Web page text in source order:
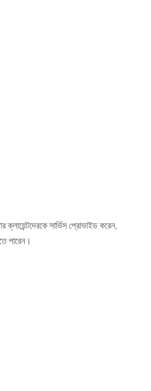
ক্লায়েন্টদেরকে সার্ভিস প্রোভাইড করেন,
পারেন।